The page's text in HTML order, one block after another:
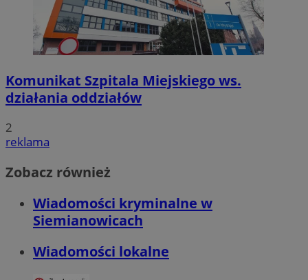
Komunikat Szpitala Miejskiego ws.
działania oddziałów
2
reklama
Zobacz również
Wiadomości kryminalne w
Siemianowicach
Wiadomości lokalne